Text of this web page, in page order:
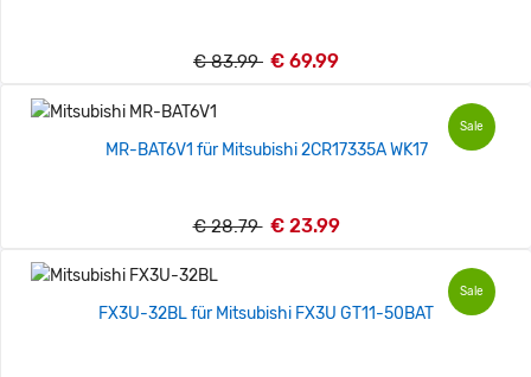
€ 83.99 € 69.99
Sale
MR-BAT6V1 für Mitsubishi 2CR17335A WK17
€ 28.79 € 23.99
Sale
FX3U-32BL für Mitsubishi FX3U GT11-50BAT